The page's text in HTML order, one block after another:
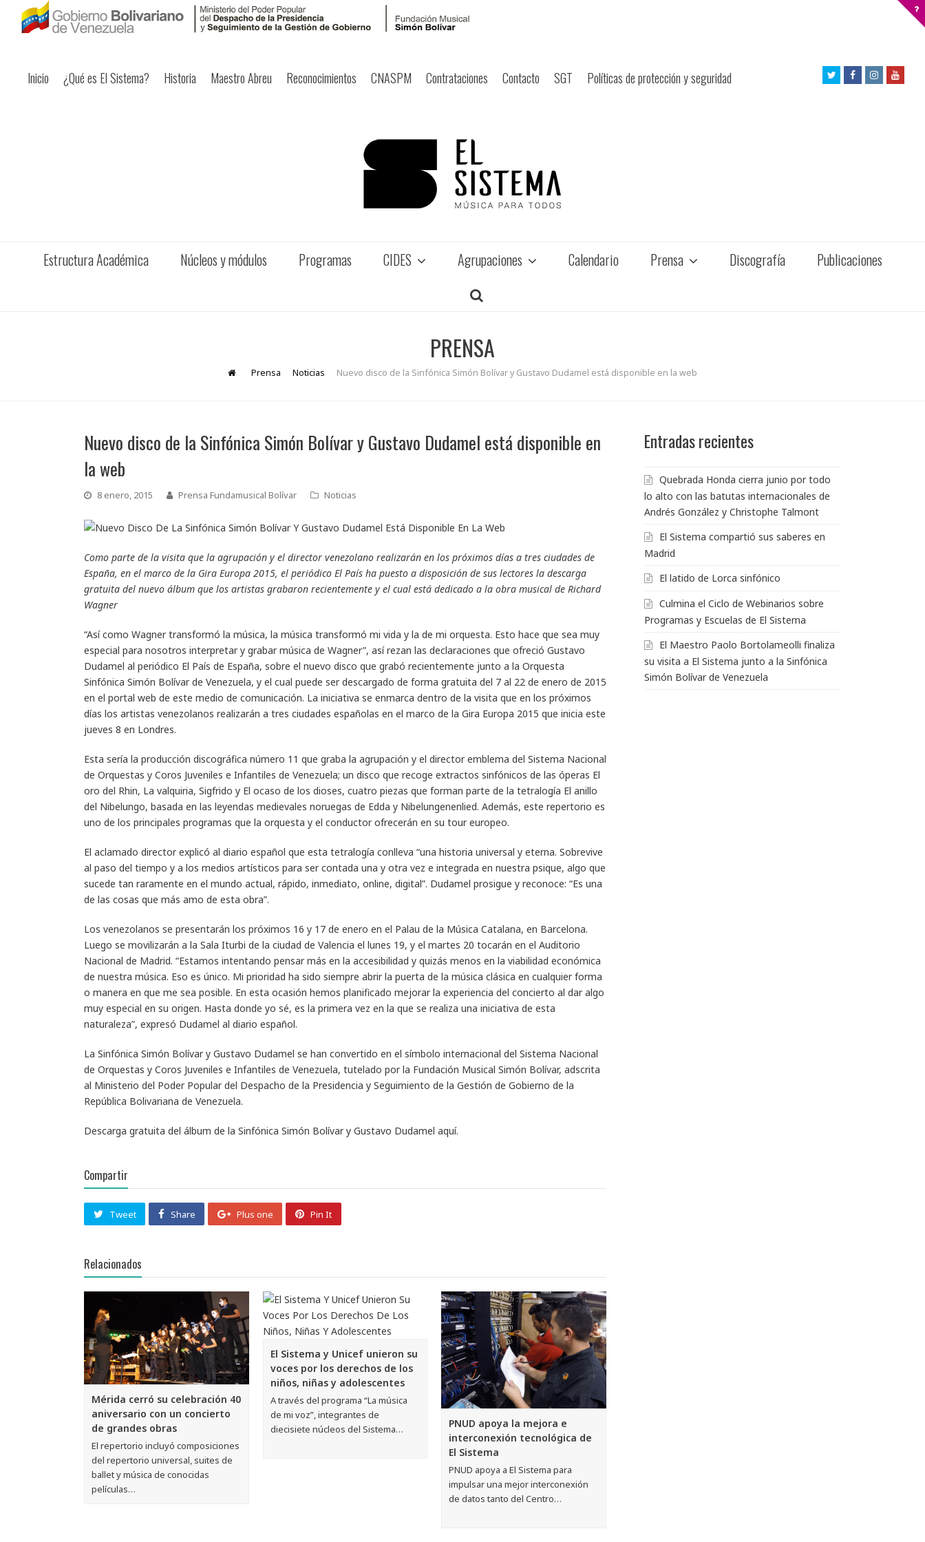
Inicio ¿Qué es El Sistema? Historia Maestro Abreu Reconocimientos CNASPM Contrataciones Contacto SGT Políticas de protección y seguridad
TwitterFacebookInstagram
Estructura Académica Núcleos y módulos Programas CIDES Agrupaciones Calendario Prensa Discografía Publicaciones
PRENSA
Prensa Noticias Nuevo disco de la Sinfónica Simón Bolívar y Gustavo Dudamel está disponible en la web
Nuevo disco de la Sinfónica Simón Bolívar y Gustavo Dudamel está disponible en
la web
8 enero, 2015 Prensa Fundamusical Bolívar Noticias
Como parte de la visita que la agrupación y el director venezolano realizarán en los próximos días a tres ciudades de
España, en el marco de la Gira Europa 2015, el periódico El País ha puesto a disposición de sus lectores la descarga
gratuita del nuevo álbum que los artistas grabaron recientemente y el cual está dedicado a la obra musical de Richard
Wagner
“Así como Wagner transformó la música, la música transformó mi vida y la de mi orquesta. Esto hace que sea muy
especial para nosotros interpretar y grabar música de Wagner”, así rezan las declaraciones que ofreció Gustavo
Dudamel al periódico El País de España, sobre el nuevo disco que grabó recientemente junto a la Orquesta
Sinfónica Simón Bolívar de Venezuela, y el cual puede ser descargado de forma gratuita del 7 al 22 de enero de 2015
en el portal web de este medio de comunicación. La iniciativa se enmarca dentro de la visita que en los próximos
días los artistas venezolanos realizarán a tres ciudades españolas en el marco de la Gira Europa 2015 que inicia este
jueves 8 en Londres.
Esta sería la producción discográfica número 11 que graba la agrupación y el director emblema del Sistema Nacional
de Orquestas y Coros Juveniles e Infantiles de Venezuela; un disco que recoge extractos sinfónicos de las óperas El
oro del Rhin, La valquiria, Sigfrido y El ocaso de los dioses, cuatro piezas que forman parte de la tetralogía El anillo
del Nibelungo, basada en las leyendas medievales noruegas de Edda y Nibelungenenlied. Además, este repertorio es
uno de los principales programas que la orquesta y el conductor ofrecerán en su tour europeo.
El aclamado director explicó al diario español que esta tetralogía conlleva “una historia universal y eterna. Sobrevive
al paso del tiempo y a los medios artísticos para ser contada una y otra vez e integrada en nuestra psique, algo que
sucede tan raramente en el mundo actual, rápido, inmediato, online, digital”. Dudamel prosigue y reconoce: “Es una
de las cosas que más amo de esta obra”.
Los venezolanos se presentarán los próximos 16 y 17 de enero en el Palau de la Música Catalana, en Barcelona.
Luego se movilizarán a la Sala Iturbi de la ciudad de Valencia el lunes 19, y el martes 20 tocarán en el Auditorio
Nacional de Madrid. “Estamos intentando pensar más en la accesibilidad y quizás menos en la viabilidad económica
de nuestra música. Eso es único. Mi prioridad ha sido siempre abrir la puerta de la música clásica en cualquier forma
o manera en que me sea posible. En esta ocasión hemos planificado mejorar la experiencia del concierto al dar algo
muy especial en su origen. Hasta donde yo sé, es la primera vez en la que se realiza una iniciativa de esta
naturaleza”, expresó Dudamel al diario español.
La Sinfónica Simón Bolívar y Gustavo Dudamel se han convertido en el símbolo internacional del Sistema Nacional
de Orquestas y Coros Juveniles e Infantiles de Venezuela, tutelado por la Fundación Musical Simón Bolívar, adscrita
al Ministerio del Poder Popular del Despacho de la Presidencia y Seguimiento de la Gestión de Gobierno de la
República Bolivariana de Venezuela.
Descarga gratuita del álbum de la Sinfónica Simón Bolívar y Gustavo Dudamel aquí.
Compartir
Tweet Share Plus one Pin It
Relacionados
Mérida cerró su celebración 40
aniversario con un concierto
de grandes obras
El repertorio incluyó composiciones
del repertorio universal, suites de
ballet y música de conocidas
películas…
El Sistema y Unicef unieron su
voces por los derechos de los
niños, niñas y adolescentes
A través del programa “La música
de mi voz”, integrantes de
diecisiete núcleos del Sistema…
PNUD apoya la mejora e
interconexión tecnológica de
El Sistema
PNUD apoya a El Sistema para
impulsar una mejor interconexión
de datos tanto del Centro…
Entradas recientes
Quebrada Honda cierra junio por todo
lo alto con las batutas internacionales de
Andrés González y Christophe Talmont
El Sistema compartió sus saberes en
Madrid
El latido de Lorca sinfónico
Culmina el Ciclo de Webinarios sobre
Programas y Escuelas de El Sistema
El Maestro Paolo Bortolameolli finaliza
su visita a El Sistema junto a la Sinfónica
Simón Bolívar de Venezuela